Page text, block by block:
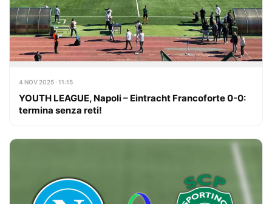
4 NOV 2025 · 11:15
YOUTH LEAGUE, Napoli – Eintracht Francoforte 0-0:
termina senza reti!